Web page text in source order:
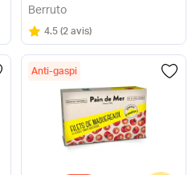
Berruto
Note
4.5 sur 5
(2 avis)
Anti-gaspi